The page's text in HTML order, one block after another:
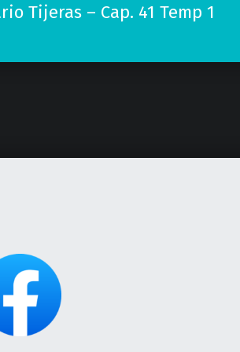
Tijeras – Cap. 41 Temp 1